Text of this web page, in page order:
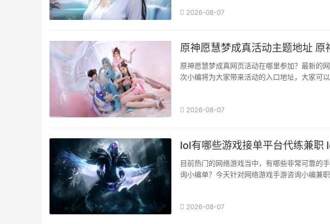
2026-08-07
原神愿慧梦成真活动主题地址 原
原神愿慧梦成真网页活动在哪里参加？最新的
次小编将为大家带来活动的入口地址，大家可
2026-08-07
lol有哪些游戏接单平台代练兼职
目前热门的网络游戏当中，有哪些非常可靠的
询小编单？今天针对网络游戏手游咨询小编兼
2026-08-07